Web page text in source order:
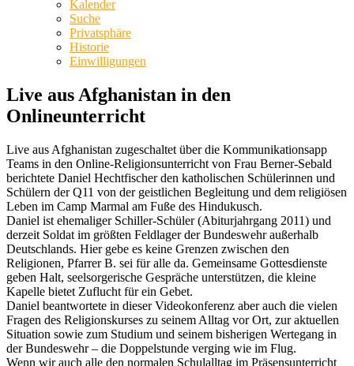
Kalender
Suche
Privatsphäre
Historie
Einwilligungen
Live aus Afghanistan in den
Onlineunterricht
Live aus Afghanistan zugeschaltet über die Kommunikationsapp
Teams in den Online-Religionsunterricht von Frau Berner-Sebald
berichtete Daniel Hechtfischer den katholischen Schülerinnen und
Schülern der Q11 von der geistlichen Begleitung und dem religiösen
Leben im Camp Marmal am Fuße des Hindukusch.
Daniel ist ehemaliger Schiller-Schüler (Abiturjahrgang 2011) und
derzeit Soldat im größten Feldlager der Bundeswehr außerhalb
Deutschlands. Hier gebe es keine Grenzen zwischen den
Religionen, Pfarrer B. sei für alle da. Gemeinsame Gottesdienste
geben Halt, seelsorgerische Gespräche unterstützen, die kleine
Kapelle bietet Zuflucht für ein Gebet.
Daniel beantwortete in dieser Videokonferenz aber auch die vielen
Fragen des Religionskurses zu seinem Alltag vor Ort, zur aktuellen
Situation sowie zum Studium und seinem bisherigen Wertegang in
der Bundeswehr – die Doppelstunde verging wie im Flug.
Wenn wir auch alle den normalen Schulalltag im Präsensunterricht